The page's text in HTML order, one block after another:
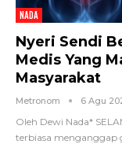
NADA
Nyeri Sendi
Medis Yang
Masyarakat
Metronom 6 Agu
Oleh Dewi Nada*
terbiasa menganggap